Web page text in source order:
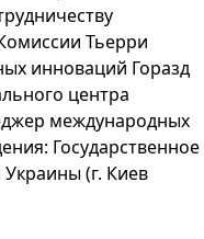
Тьерри
инноваций Горазд
центра
международных
Государственное
(г. Киев